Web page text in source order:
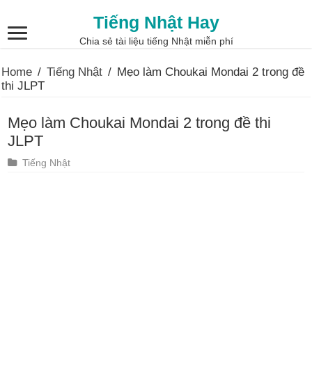
Tiếng Nhật Hay
Chia sẻ tài liệu tiếng Nhật miễn phí
Home / Tiếng Nhật / Mẹo làm Choukai Mondai 2 trong đề
thi JLPT
Mẹo làm Choukai Mondai 2 trong đề thi
JLPT
Tiếng Nhật